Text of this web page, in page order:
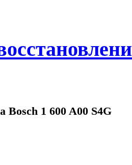
Bosch 1 600 A00 S4G